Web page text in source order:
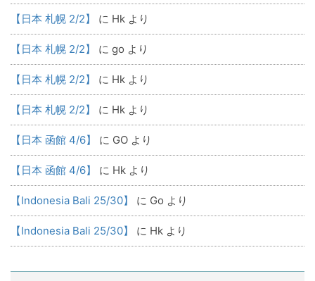
【日本 札幌 2/2】 に Hk より
【日本 札幌 2/2】 に go より
【日本 札幌 2/2】 に Hk より
【日本 札幌 2/2】 に Hk より
【日本 函館 4/6】 に GO より
【日本 函館 4/6】 に Hk より
【Indonesia Bali 25/30】 に Go より
【Indonesia Bali 25/30】 に Hk より